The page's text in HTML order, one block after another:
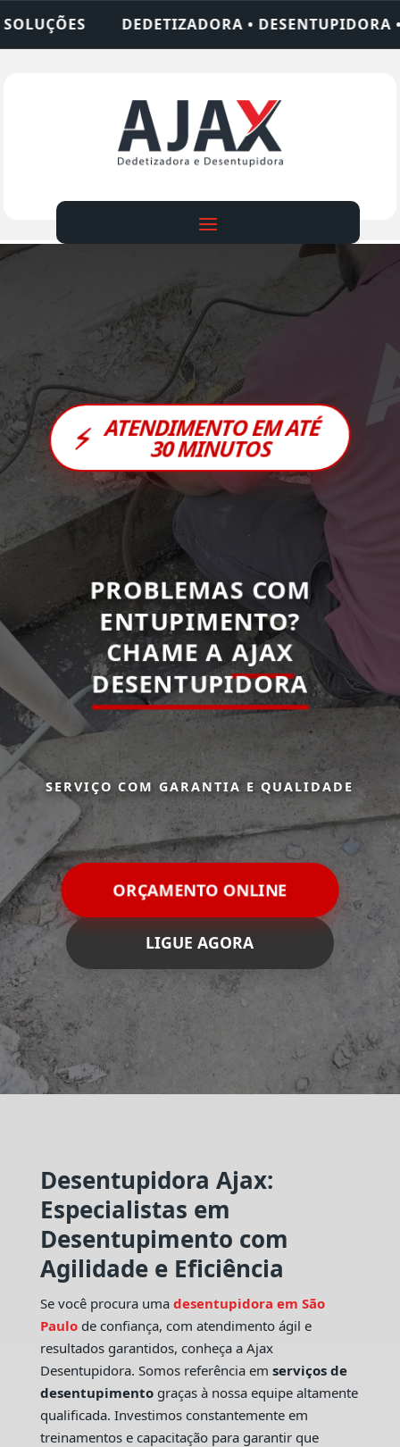
• DESENTUPIDORA • LIMPEZA DE FOSSA •
⚡ ATENDIMENTO EM ATÉ
30 MINUTOS
PROBLEMAS COM
ENTUPIMENTO?
CHAME A AJAX
DESENTUPIDORA
SERVIÇO COM GARANTIA E QUALIDADE
ORÇAMENTO ONLINE
LIGUE AGORA
Desentupidora Ajax:
Especialistas em
Desentupimento com
Agilidade e Eficiência
Se você procura uma desentupidora em São
Paulo de confiança, com atendimento ágil e
resultados garantidos, conheça a Ajax
Desentupidora. Somos referência em serviços de
desentupimentograças à nossa equipe altamente
qualificada. Investimos constantemente em
treinamentos e capacitação para garantir que